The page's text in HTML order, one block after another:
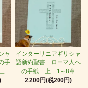
ャ
手
インターリニアギリシャ
語新約聖書 ローマ人へ
の手紙 上 1～8章
2,200円(税200円)